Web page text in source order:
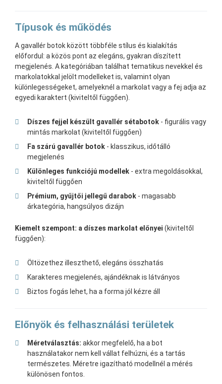
Típusok és működés
A gavallér botok között többféle stílus és kialakítás
előfordul: a közös pont az elegáns, gyakran díszített
megjelenés. A kategóriában találhat tematikus nevekkel és
markolatokkal jelölt modelleket is, valamint olyan
különlegességeket, amelyeknél a markolat vagy a fej adja az
egyedi karaktert (kiviteltől függően).
Díszes fejjel készült gavallér sétabotok - figurális vagy
mintás markolat (kiviteltől függően)
Fa szárú gavallér botok - klasszikus, időtálló
megjelenés
Különleges funkciójú modellek - extra megoldásokkal,
kiviteltől függően
Prémium, gyűjtői jellegű darabok - magasabb
árkategória, hangsúlyos dizájn
Kiemelt szempont: a díszes markolat előnyei (kiviteltől
függően):
Öltözethez illeszthető, elegáns összhatás
Karakteres megjelenés, ajándéknak is látványos
Biztos fogás lehet, ha a forma jól kézre áll
Előnyök és felhasználási területek
Méretválasztás: akkor megfelelő, ha a bot
használatakor nem kell vállat felhúzni, és a tartás
természetes. Méretre igazítható modellnél a mérés
különösen fontos.